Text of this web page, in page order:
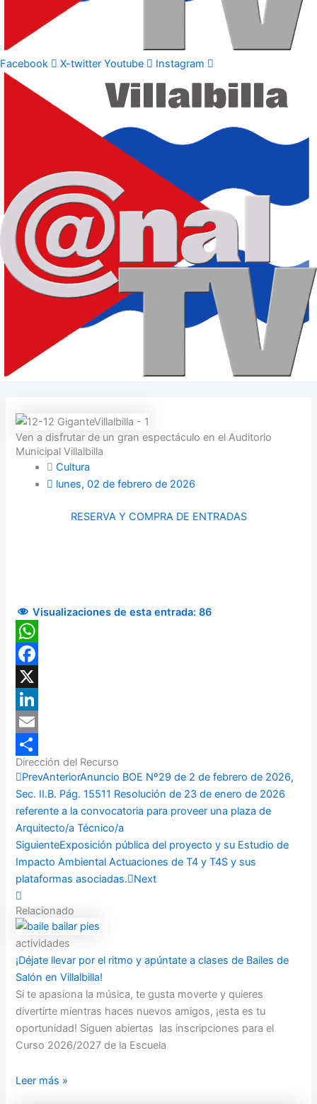
Facebook X-twitter Youtube Instagram
Ven a disfrutar de un gran espectáculo en el Auditorio
Municipal Villalbilla
Cultura
lunes, 02 de febrero de 2026
RESERVA Y COMPRA DE ENTRADAS
Visualizaciones de esta entrada: 86
WhatsApp
Facebook
X
LinkedIn
Email
Compartir
Dirección del Recurso
PrevAnteriorAnuncio BOE Nº29 de 2 de febrero de 2026,
Sec. II.B. Pág. 15511 Resolución de 23 de enero de 2026
referente a la convocatoria para proveer una plaza de
Arquitecto/a Técnico/a
SiguienteExposición pública del proyecto y su Estudio de
Impacto Ambiental Actuaciones de T4 y T4S y sus
plataformas asociadas.
Next
Relacionado
actividades
¡Déjate llevar por el ritmo y apúntate a clases de Bailes de
Salón en Villalbilla!
Si te apasiona la música, te gusta moverte y quieres
divertirte mientras haces nuevos amigos, ¡esta es tu
oportunidad! Siguen abiertas las inscripciones para el
Curso 2026/2027 de la Escuela
Leer más »